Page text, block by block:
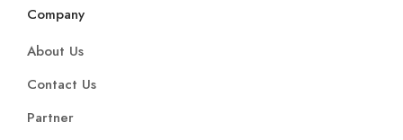
Company
About Us
Contact Us
Partner